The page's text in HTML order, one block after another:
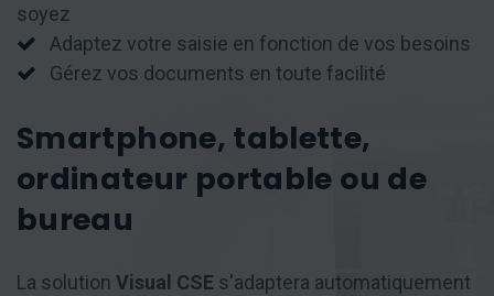
soyez
Adaptez votre saisie en fonction de vos besoins
Gérez vos documents en toute facilité
Smartphone, tablette,
ordinateur portable ou de
bureau
La solution Visual CSE s'adaptera automatiquement